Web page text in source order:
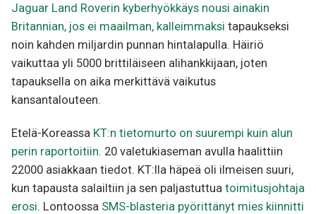
Jaguar Land Roverin kyberhyökkäys nousi ainakin
Britannian, jos ei maailman, kalleimmaksi tapaukseksi
noin kahden miljardin punnan hintalapulla. Häiriö
vaikuttaa yli 5000 brittiläiseen alihankkijaan, joten
tapauksella on aika merkittävä vaikutus
kansantalouteen.
Etelä-Koreassa KT:n tietomurto on suurempi kuin alun
perin raportoitiin. 20 valetukiaseman avulla haalittiin
22000 asiakkaan tiedot. KT:lla häpeä oli ilmeisen suuri,
kun tapausta salailtiin ja sen paljastuttua toimitusjohtaja
erosi. Lontoossa SMS-blasteria pyörittänyt mies kiinnitti